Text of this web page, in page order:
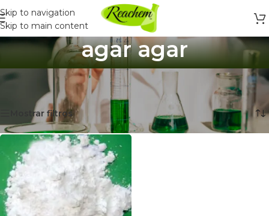
Skip to navigation
Skip to main content
agar agar
Inicio
Productos etiquetados “agar agar”
Mostrando el único resultado
Mostrar filtros